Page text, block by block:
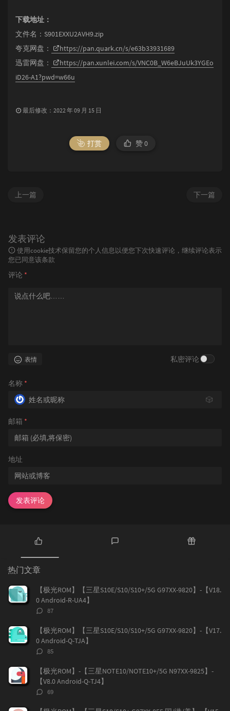
下载地址：
文件名：S901EXXU2AVH9.zip
夸克网盘：
https://pan.quark.cn/s/e63b33931689
迅雷网盘：
https://pan.xunlei.com/s/VNC0B_W6eBJuUk3YGEo
iD26-A1?pwd=w66u
最后修改：2022 年 09 月 15 日
打赏 赞0
下一篇
上一篇
发表评论
使用cookie技术保留您的个人信息以便您下次快速评论，继续评论表示
您已同意该条款
评论 *
表情 私密评论
名称 *
🎲
邮箱 *
地址
发表评论
热
门
文
章
论
章
热门文章
【极光ROM】【三星S10E/S10/S10+/5G G97XX-9820】-【V18.
0 Android-R-UA4】
评
数：
87
【极光ROM】【三星S10E/S10/S10+/5G G97XX-9820】-【V17.
0 Android-Q-TJA】
评
数：
85
【极光ROM】-【三星NOTE10/NOTE10+/5G N97XX-9825】-
【V8.0 Android-Q-TJ4】
评
数：
69